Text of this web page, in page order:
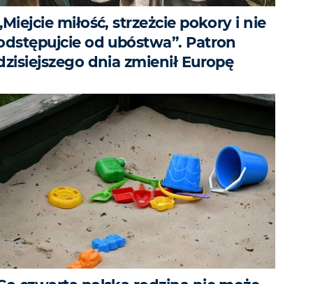
miłość, strzeżcie pokory i nie
od ubóstwa”. Patron
dnia zmienił Europę